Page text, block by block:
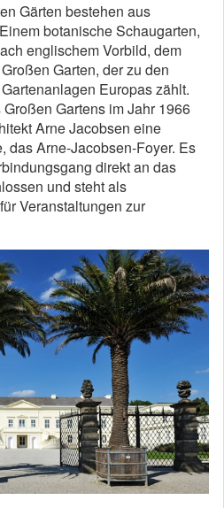
Gärten bestehen aus
botanische Schaugarten,
englischem Vorbild, dem
Garten, der zu den
Europas zählt.
Gartens im Jahr 1966
Arne Jacobsen eine
das Arne-Jacobsen-Foyer. Es
direkt an das
und steht als
Veranstaltungen zur